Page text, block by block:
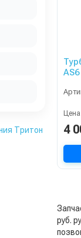
AS6
Цена
4
руб.